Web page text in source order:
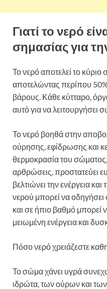
Γιατί το νερό
σημασίας για
Το νερό αποτελεί το
αποτελώντας περίπου
βάρους. Κάθε κύτταρο,
αυτό για να λειτουργήσει
Το νερό βοηθά στην
ούρησης, εφίδρωσης και
θερμοκρασία του σώματος,
αρθρώσεις, προστατεύει
βελτιώνει την ενέργεια
νερού μπορεί να
και σε ήπιο βαθμό
μειωμένη ενέργεια και
Πόσο νερό χρειάζεστε
Το σώμα χάνει υγρά
ιδρώτα, των ούρων και